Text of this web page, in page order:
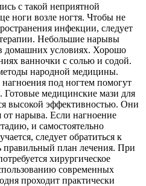
с такой неприятной
ноги возле ногтя. Чтобы не
инфекции, следует
Небольшие нарывы
домашних условиях. Хорошо
ванночки с солью и содой.
народной медицины.
под ногтем помогут
Готовые медицинские мази для
высокой эффективностью. Они
от нарыва. Если нагноение
и самостоятельно
следует обратиться к
правильный план лечения. При
хирургическое
современных
проходит практически